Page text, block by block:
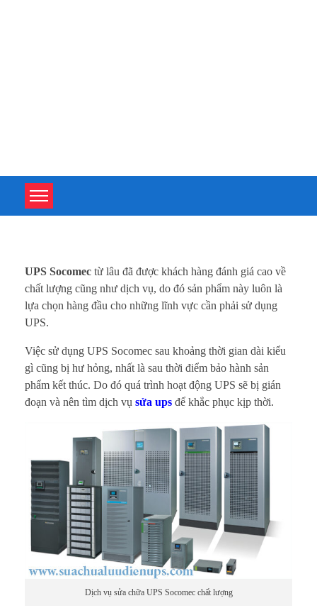
S
ử
a
c
h
ữ
U
P
S
UPS Socomec từ lâu đã được khách hàng đánh giá cao về
chất lượng cũng như dịch vụ, do đó sản phẩm này luôn là
lựa chọn hàng đầu cho những lĩnh vực cần phải sử dụng
UPS.
Việc sử dụng UPS Socomec sau khoảng thời gian dài kiểu
gì cũng bị hư hỏng, nhất là sau thời điểm bảo hành sản
phẩm kết thúc. Do đó quá trình hoạt động UPS sẽ bị gián
đoạn và nên tìm dịch vụ sửa ups để khắc phục kịp thời.
Dịch vụ sửa chữa UPS Socomec chất lượng